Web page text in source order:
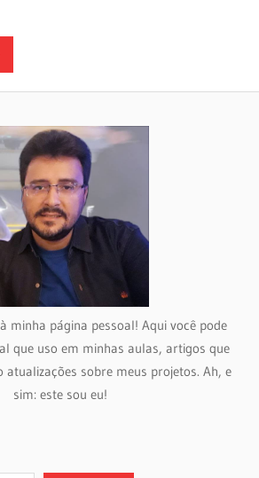
minha página pessoal! Aqui você pode
que uso em minhas aulas, artigos que
atualizações sobre meus projetos. Ah, e
sim: este sou eu!